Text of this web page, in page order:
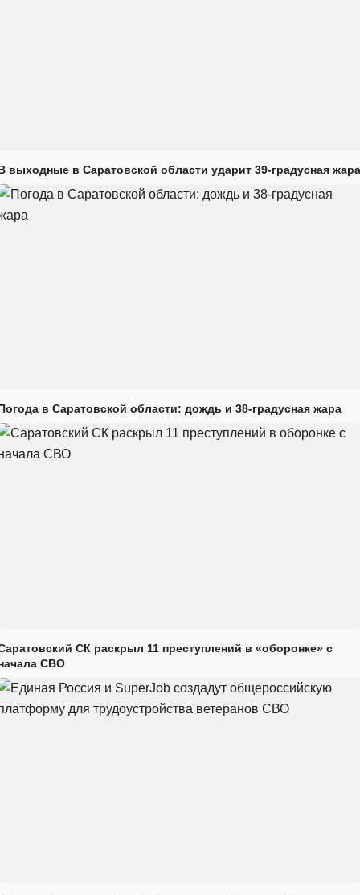
выходные в Саратовской области ударит 39-градусная жара
в Саратовской области: дождь и 38-градусная жара
СК раскрыл 11 преступлений в «оборонке» с
СВО